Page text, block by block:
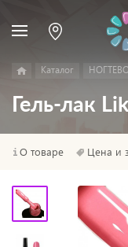
Каталог
Гель-лак
О товаре Цена и